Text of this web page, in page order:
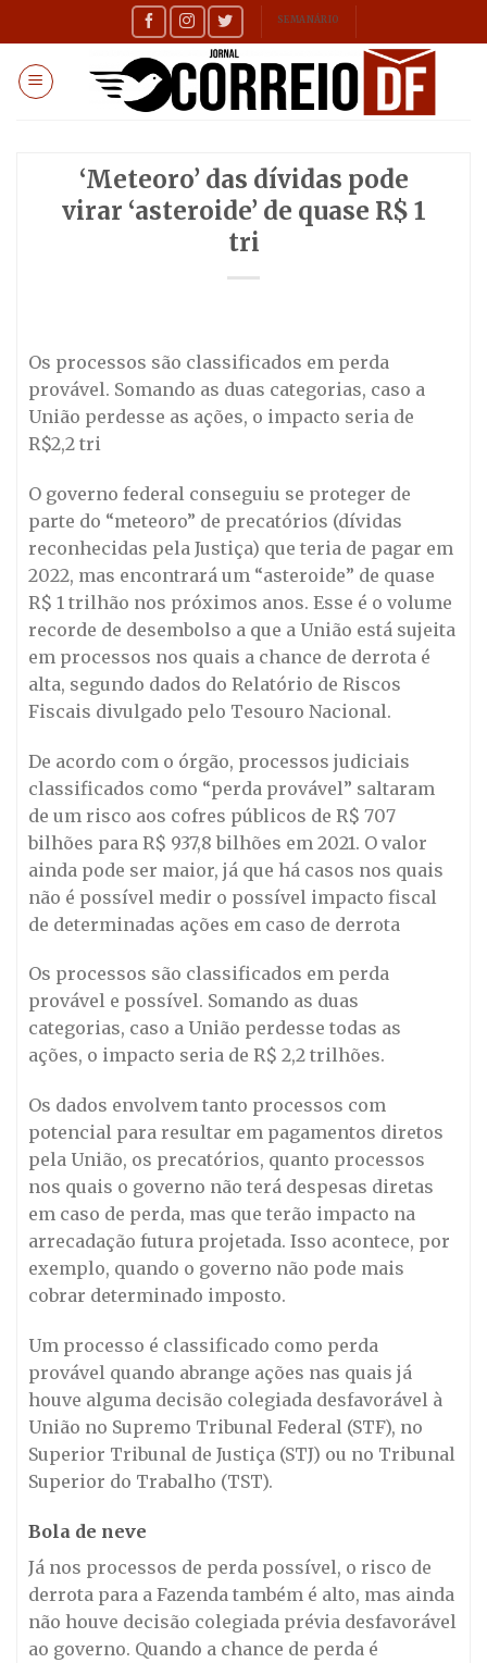
to
content
SEMANÁRIO
‘Meteoro’ das dívidas pode
virar ‘asteroide’ de quase R$ 1
tri
Os processos são classificados em perda
provável. Somando as duas categorias, caso a
União perdesse as ações, o impacto seria de
R$2,2 tri
O governo federal conseguiu se proteger de
parte do “meteoro” de precatórios (dívidas
reconhecidas pela Justiça) que teria de pagar em
2022, mas encontrará um “asteroide” de quase
R$ 1 trilhão nos próximos anos. Esse é o volume
recorde de desembolso a que a União está sujeita
em processos nos quais a chance de derrota é
alta, segundo dados do Relatório de Riscos
Fiscais divulgado pelo Tesouro Nacional.
De acordo com o órgão, processos judiciais
classificados como “perda provável” saltaram
de um risco aos cofres públicos de R$ 707
bilhões para R$ 937,8 bilhões em 2021. O valor
ainda pode ser maior, já que há casos nos quais
não é possível medir o possível impacto fiscal
de determinadas ações em caso de derrota
Os processos são classificados em perda
provável e possível. Somando as duas
categorias, caso a União perdesse todas as
ações, o impacto seria de R$ 2,2 trilhões.
Os dados envolvem tanto processos com
potencial para resultar em pagamentos diretos
pela União, os precatórios, quanto processos
nos quais o governo não terá despesas diretas
em caso de perda, mas que terão impacto na
arrecadação futura projetada. Isso acontece, por
exemplo, quando o governo não pode mais
cobrar determinado imposto.
Um processo é classificado como perda
provável quando abrange ações nas quais já
houve alguma decisão colegiada desfavorável à
União no Supremo Tribunal Federal (STF), no
Superior Tribunal de Justiça (STJ) ou no Tribunal
Superior do Trabalho (TST).
Bola de neve
Já nos processos de perda possível, o risco de
derrota para a Fazenda também é alto, mas ainda
não houve decisão colegiada prévia desfavorável
ao governo. Quando a chance de perda é